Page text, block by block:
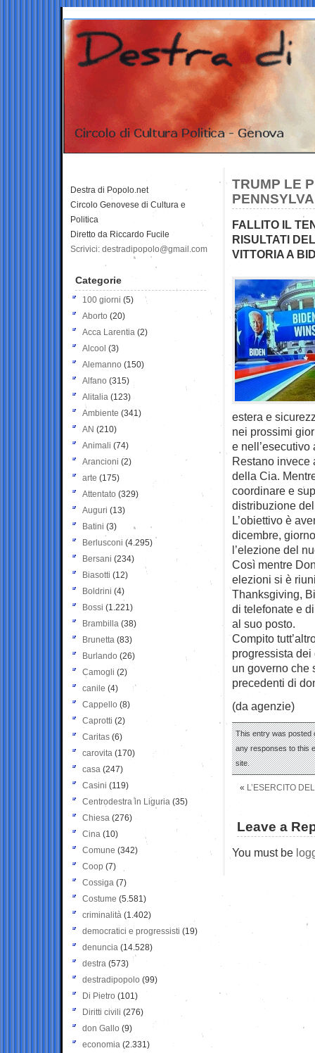
TRUMP LE
FALLITO IL
RISULTATI
VITTORIA A
estera e
nei prossimi
e
Restano invece
della Cia.
coordinare e
distribuzione
L’obiettivo è
dicembre,
l’elezione del
Così mentre
elezioni si è
Thanksgiving,
di telefonate e
al suo posto.
Compito
progressista
un governo che
precedenti di
(da agenzie)
This entry was posted
any responses to this
site.
« L’ESERCITO
Leave a
You must be
Destra di Popolo.net
Circolo Genovese di Cultura e
Politica
Diretto da Riccardo Fucile
Scrivici: destradipopolo@gmail.com
Categorie
100 giorni (5)
Aborto (20)
Acca Larentia (2)
Alcool (3)
Alemanno (150)
Alfano (315)
Alitalia (123)
Ambiente (341)
AN (210)
Animali (74)
Arancioni (2)
arte (175)
Attentato (329)
Auguri (13)
Batini (3)
Berlusconi (4.295)
Bersani (234)
Biasotti (12)
Boldrini (4)
Bossi (1.221)
Brambilla (38)
Brunetta (83)
Burlando (26)
Camogli (2)
canile (4)
Cappello (8)
Caprotti (2)
Caritas (6)
carovita (170)
casa (247)
Casini (119)
Centrodestra in Liguria (35)
Chiesa (276)
Cina (10)
Comune (342)
Coop (7)
Cossiga (7)
Costume (5.581)
criminalità (1.402)
democratici e progressisti (19)
denuncia (14.528)
destra (573)
destradipopolo (99)
Di Pietro (101)
Diritti civili (276)
don Gallo (9)
economia (2.331)